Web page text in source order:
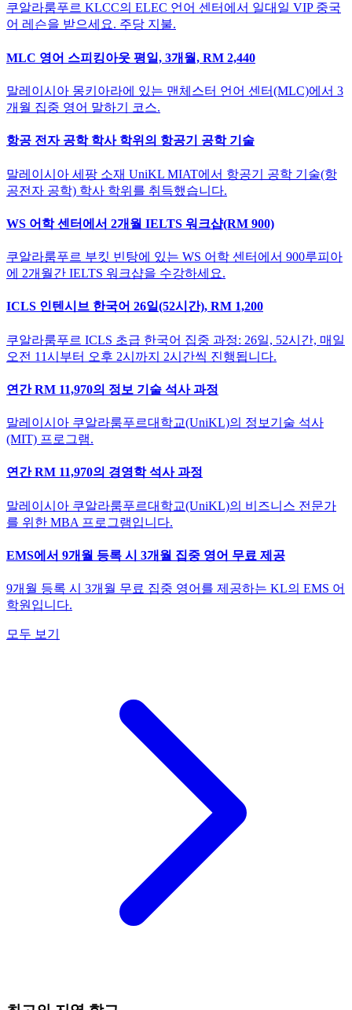
쿠알라룸푸르 KLCC의 ELEC 언어 센터에서 일대일 VIP 중국
어 레슨을 받으세요. 주당 지불.
MLC 영어 스피킹아웃 평일, 3개월, RM 2,440
말레이시아 몽키아라에 있는 맨체스터 언어 센터(MLC)에서 3
개월 집중 영어 말하기 코스.
항공 전자 공학 학사 학위의 항공기 공학 기술
말레이시아 세팡 소재 UniKL MIAT에서 항공기 공학 기술(항
공전자 공학) 학사 학위를 취득했습니다.
WS 어학 센터에서 2개월 IELTS 워크샵(RM 900)
쿠알라룸푸르 부킷 빈탕에 있는 WS 어학 센터에서 900루피아
에 2개월간 IELTS 워크샵을 수강하세요.
ICLS 인텐시브 한국어 26일(52시간), RM 1,200
쿠알라룸푸르 ICLS 초급 한국어 집중 과정: 26일, 52시간, 매일
오전 11시부터 오후 2시까지 2시간씩 진행됩니다.
연간 RM 11,970의 정보 기술 석사 과정
말레이시아 쿠알라룸푸르대학교(UniKL)의 정보기술 석사
(MIT) 프로그램.
연간 RM 11,970의 경영학 석사 과정
말레이시아 쿠알라룸푸르대학교(UniKL)의 비즈니스 전문가
를 위한 MBA 프로그램입니다.
EMS에서 9개월 등록 시 3개월 집중 영어 무료 제공
9개월 등록 시 3개월 무료 집중 영어를 제공하는 KL의 EMS 어
학원입니다.
모두 보기